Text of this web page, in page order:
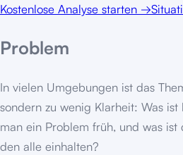
Kostenlose Analyse starten →
Problem
In vielen Umgebungen ist das
sondern zu wenig Klarheit: Was
man ein Problem früh, und was ist
den alle einhalten?